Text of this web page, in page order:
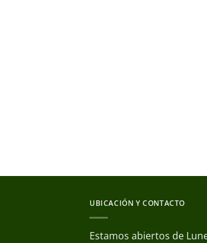
UBICACIÓN Y CONTACTO
Estamos abiertos de